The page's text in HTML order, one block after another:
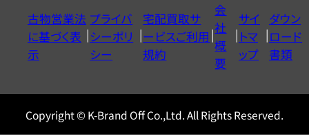
ヤ
ル
0120604117
古物営業法
に基づく表
示
プライバ
シーポリ
シー
宅配買取サ
ービスご利用
規約
会
社
概
要
サイ
トマ
ップ
ダウン
ロード
書類
Copyright © K-Brand Off Co.,Ltd. All Rights Reserved.